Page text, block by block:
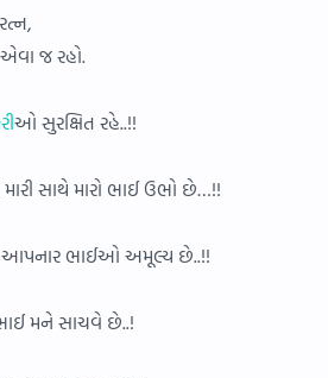
જ રહો.
ઓ સુરક્ષિત રહે..!!
સાથે મારો ભાઈ ઉભો છે…!!
આપનાર ભાઈઓ અમૂલ્ય છે..!!
ભાઈ મને સાચવે છે..!